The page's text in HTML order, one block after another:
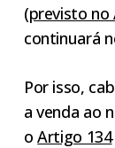
(previsto no
continuará
Por isso,
a venda ao
oArtigo 134